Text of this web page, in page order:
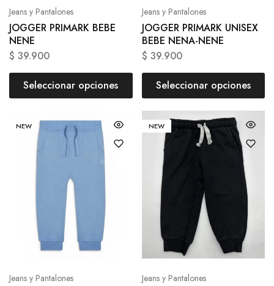
Jeans y Pantalones
JOGGER PRIMARK BEBE
NENE
$ 39.900
Seleccionar opciones
Jeans y Pantalones
JOGGER PRIMARK UNISEX
BEBE NENA-NENE
$ 39.900
Seleccionar opciones
NEW
Jeans y Pantalones
NEW
Jeans y Pantalones